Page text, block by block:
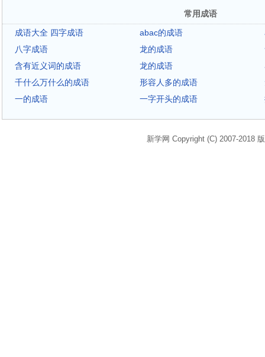
常用成语
成语大全 四字成语
abac的成语
八字成语
龙的成语
含有近义词的成语
龙的成语
千什么万什么的成语
形容人多的成语
一的成语
一字开头的成语
新学网 Copyright (C) 2007-2018